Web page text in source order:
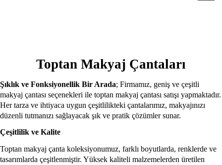
Toptan Makyaj Çantaları
Şıklık ve Fonksiyonellik Bir Arada; Firmamız, geniş ve çeşitli
makyaj çantası seçenekleri ile toptan makyaj çantası satışı yapmaktadır.
Her tarza ve ihtiyaca uygun çeşitlilikteki çantalarımız, makyajınızı
düzenli tutmanızı sağlayacak şık ve pratik çözümler sunar.
Çeşitlilik ve Kalite
Toptan makyaj çanta koleksiyonumuz, farklı boyutlarda, renklerde ve
tasarımlarda çeşitlenmiştir. Yüksek kaliteli malzemelerden üretilen